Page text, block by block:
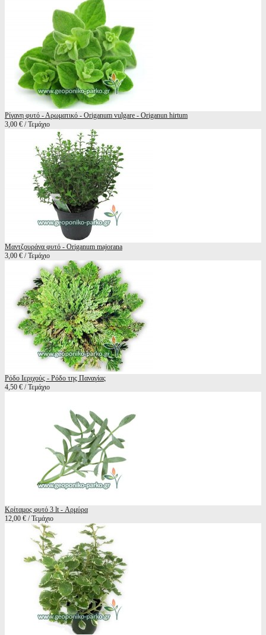
Ρίγανη φυτό - Αρωματικό - Origanum vulgare - Origanun hirtum
3,00 € / Τεμάχιο
Μαντζουράνα φυτό - Origanum majorana
3,00 € / Τεμάχιο
Ρόδο Ιεριχούς - Ρόδο της Παναγίας
4,50 € / Τεμάχιο
Κρίταμος φυτό 3 lt - Αρμύρα
12,00 € / Τεμάχιο